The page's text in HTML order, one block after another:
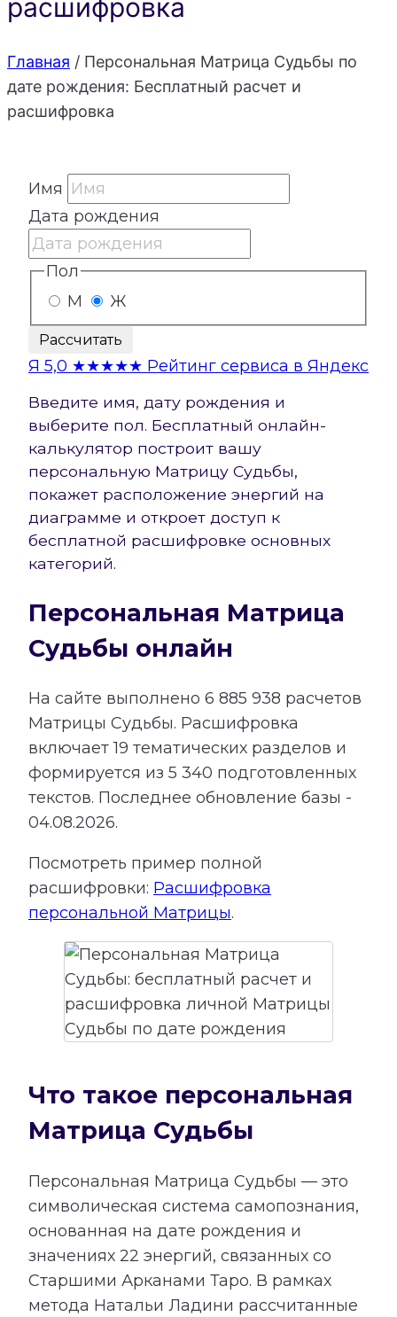
расшифровка
Главная / Персональная Матрица Судьбы по
дате рождения: Бесплатный расчет и
расшифровка
Имя
Дата рождения
Пол
М
Ж
Рассчитать
Я 5,0 ★★★★★ Рейтинг сервиса в Яндекс
Введите имя, дату рождения и
выберите пол. Бесплатный онлайн-
калькулятор построит вашу
персональную Матрицу Судьбы,
покажет расположение энергий на
диаграмме и откроет доступ к
бесплатной расшифровке основных
категорий.
Персональная Матрица
Судьбы онлайн
На сайте выполнено 6 885 938 расчетов
Матрицы Судьбы. Расшифровка
включает19 тематических разделов и
формируется из 5 340 подготовленных
текстов. Последнее обновление базы -
04.08.2026.
Посмотреть пример полной
расшифровки: Расшифровка
персональной Матрицы.
Что такое персональная
Матрица Судьбы
Персональная Матрица Судьбы — это
символическая система самопознания,
основанная на дате рождения и
значениях 22 энергий, связанных со
Старшими Арканами Таро. В рамках
метода Натальи Ладини рассчитанные